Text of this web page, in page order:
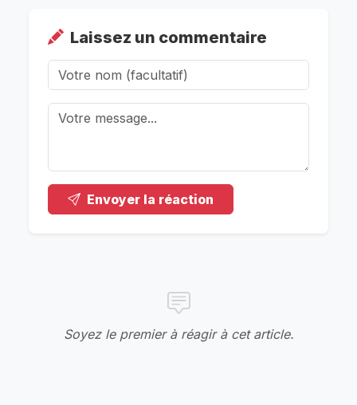
Laissez un commentaire
Envoyer la réaction
Soyez le premier à réagir à cet article.